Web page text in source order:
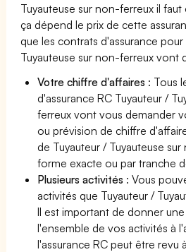
Tuyauteuse sur non-ferreux il
ça dépend le prix de cette
que les contrats d'assurance pour
Tuyauteuse sur non-ferreux vont
Votre chiffre d'affaires : Tous
d'assurance RC Tuyauteur /
ferreux vont vous demander
ou prévision de chiffre
de Tuyauteur / Tuyauteuse
forme exacte ou par tranche
Plusieurs activités : Vous
activités que Tuyauteur /
Il est important de donner
l'ensemble de vos activités à
l'assurance RC peut être revu